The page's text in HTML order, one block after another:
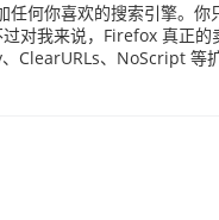
何你喜欢的搜索引擎。你
我来说，Firefox 真正的
ClearURLs、NoScript 等